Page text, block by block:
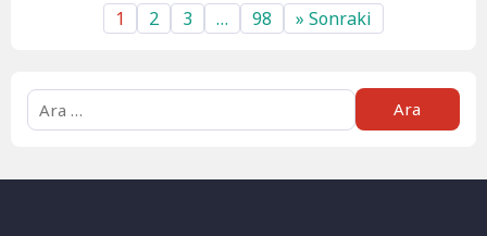
Başvurular sadece online
olarak yapılacak....
Adaylar 657 sayılı Devlet...
1 2 3 … 98 » Sonraki